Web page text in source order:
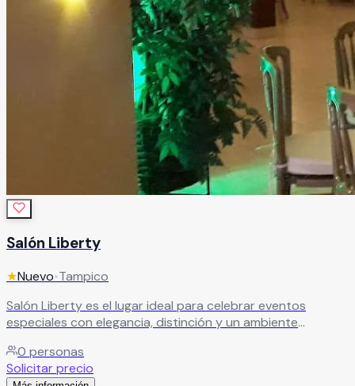
Salón Liberty
★Nuevo•Tampico
Salón Liberty es el lugar ideal para celebrar eventos
especiales con elegancia, distinción y un ambiente
escenario perfecto para bodas, XV años, aniversarios,
graduaciones, reuniones familiares y celebraciones
0 personas
Solicitar precio